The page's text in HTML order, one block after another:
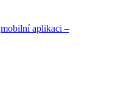
mobilní aplikaci –